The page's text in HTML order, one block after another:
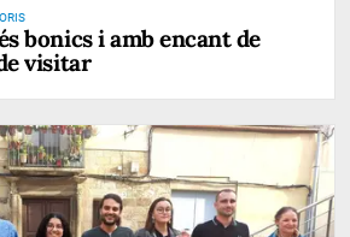
bonics i amb encant de
visitar